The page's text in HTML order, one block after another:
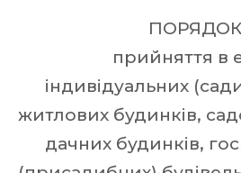
ПОРЯДОК
прийняття в
індивідуальних
житлових будинків,
дачних будинків,